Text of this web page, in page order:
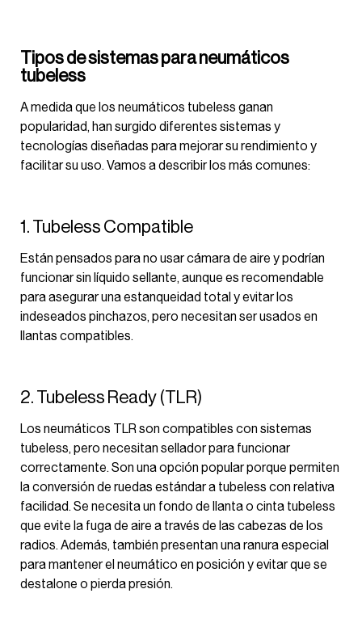
Tipos de sistemas para neumáticos
tubeless
A medida que los neumáticos tubeless ganan
popularidad, han surgido diferentes sistemas y
tecnologías diseñadas para mejorar su rendimiento y
facilitar su uso. Vamos a describir los más comunes:
1. Tubeless Compatible
Están pensados para no usar cámara de aire y podrían
funcionar sin líquido sellante, aunque es recomendable
para asegurar una estanqueidad total y evitar los
indeseados pinchazos, pero necesitan ser usados en
llantas compatibles.
2. Tubeless Ready (TLR)
Los neumáticos TLR son compatibles con sistemas
tubeless, pero necesitan sellador para funcionar
correctamente. Son una opción popular porque permiten
la conversión de ruedas estándar a tubeless con relativa
facilidad. Se necesita un fondo de llanta o cinta tubeless
que evite la fuga de aire a través de las cabezas de los
radios. Además, también presentan una ranura especial
para mantener el neumático en posición y evitar que se
destalone o pierda presión.